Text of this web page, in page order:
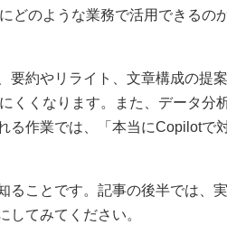
のような業務で活用できるの
約やリライト、文章構成の提案
くくなります。また、データ分
る作業では、「本当にCopilotで
ることです。記事の後半では、
してみてください。